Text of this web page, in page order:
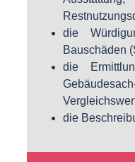
die
Bauschäden
die
die